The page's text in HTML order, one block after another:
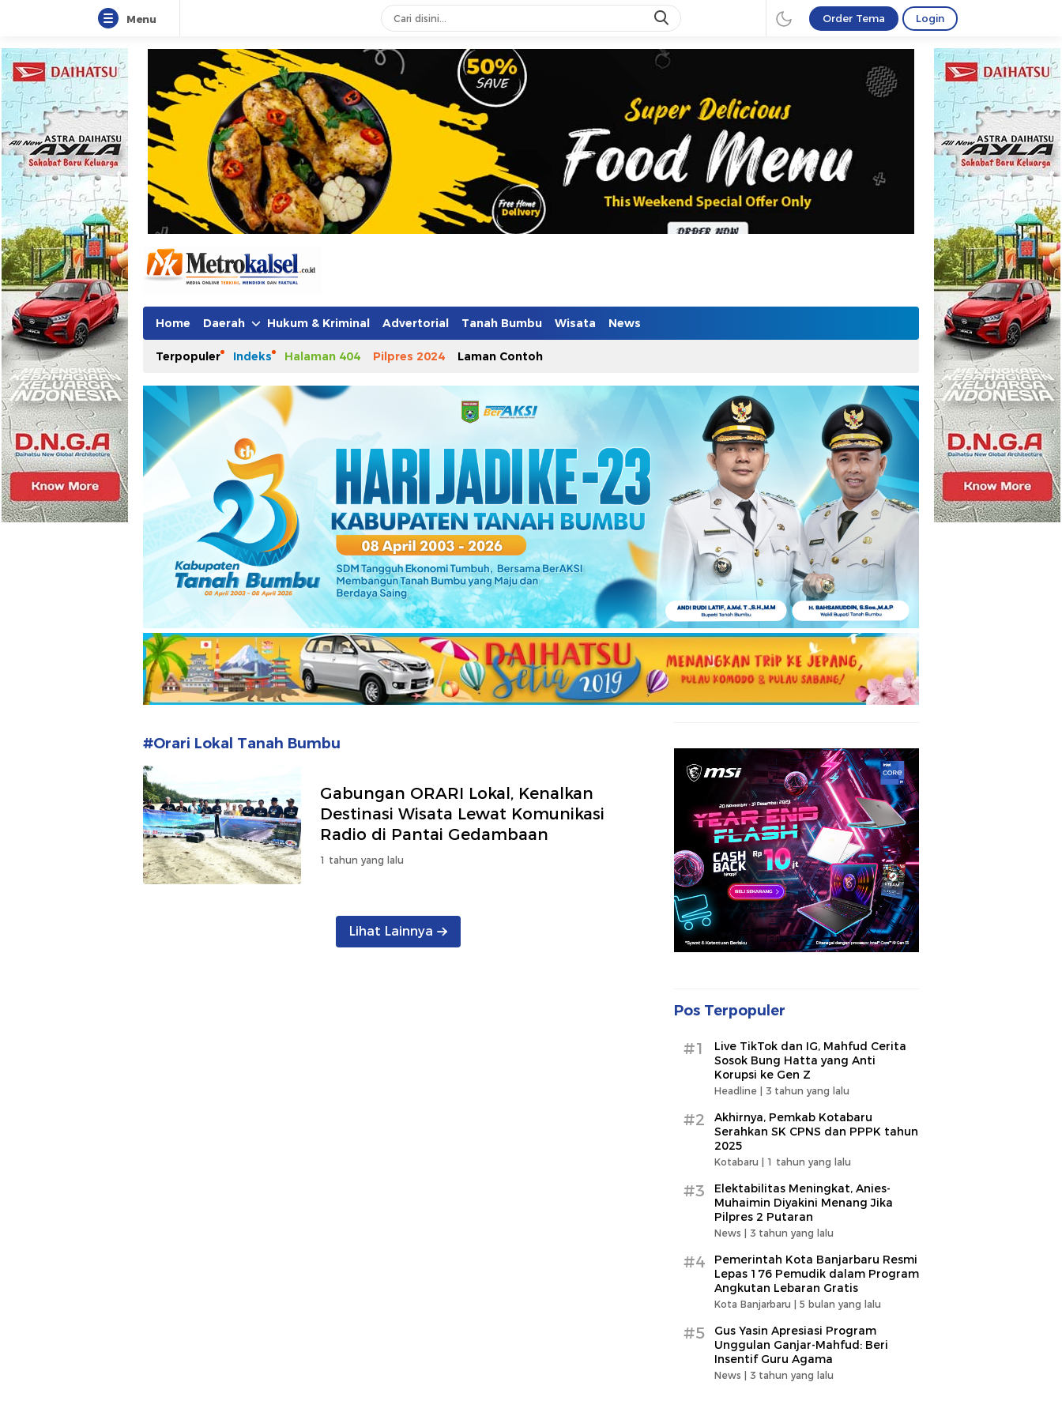
Menu Order Tema Login
Metro Kalsel
Media Online Terkini, Faktual dan Mendidik
Home Daerah Hukum & Kriminal Advertorial Tanah Bumbu Wisata News
Terpopuler Indeks Halaman 404 Pilpres 2024 Laman Contoh
#Orari Lokal Tanah Bumbu
Gabungan ORARI Lokal, Kenalkan
Destinasi Wisata Lewat Komunikasi
Radio di Pantai Gedambaan
1 tahun yang lalu
Lihat Lainnya
Pos Terpopuler
#1
Live TikTok dan IG, Mahfud Cerita
Sosok Bung Hatta yang Anti
Korupsi ke Gen Z
Headline | 3 tahun yang lalu
#2
Akhirnya, Pemkab Kotabaru
Serahkan SK CPNS dan PPPK tahun
2025
Kotabaru | 1 tahun yang lalu
#3
Elektabilitas Meningkat, Anies-
Muhaimin Diyakini Menang Jika
Pilpres 2 Putaran
News | 3 tahun yang lalu
#4
Pemerintah Kota Banjarbaru Resmi
Lepas 176 Pemudik dalam Program
Angkutan Lebaran Gratis
Kota Banjarbaru | 5 bulan yang lalu
#5
Gus Yasin Apresiasi Program
Unggulan Ganjar-Mahfud: Beri
Insentif Guru Agama
News | 3 tahun yang lalu